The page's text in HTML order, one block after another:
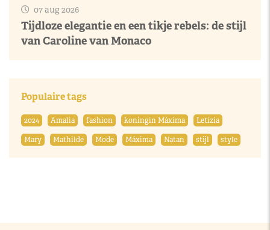
07 aug 2026
Tijdloze elegantie en een tikje rebels: de stijl
van Caroline van Monaco
Populaire tags
2024 Amalia fashion koningin Máxima
Letizia
Mary
Mathilde Mode Máxima Natan stijl style